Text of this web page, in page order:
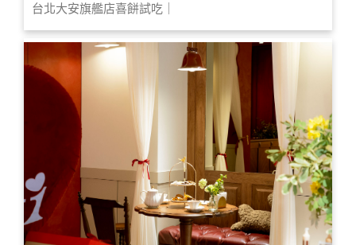
台北大安旗艦店喜餅試吃｜